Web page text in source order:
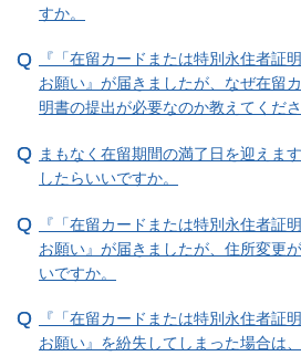
すか。
『「在留カードまたは特別永住者証
お願い』が届きましたが、なぜ在留
明書の提出が必要なのか教えてくださ
まもなく在留期間の満了日を迎えま
したらいいですか。
『「在留カードまたは特別永住者証
お願い』が届きましたが、住所変更
いですか。
『「在留カードまたは特別永住者証
お願い』を紛失してしまった場合は